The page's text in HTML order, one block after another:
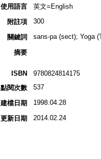
使用語言
英文=English
附註項
300
關鍵詞 sans-pa (sect); Yoga
摘要
ISBN
9780824814175
點閱次數
537
建檔日期 1998.04.28
更新日期 2014.02.24